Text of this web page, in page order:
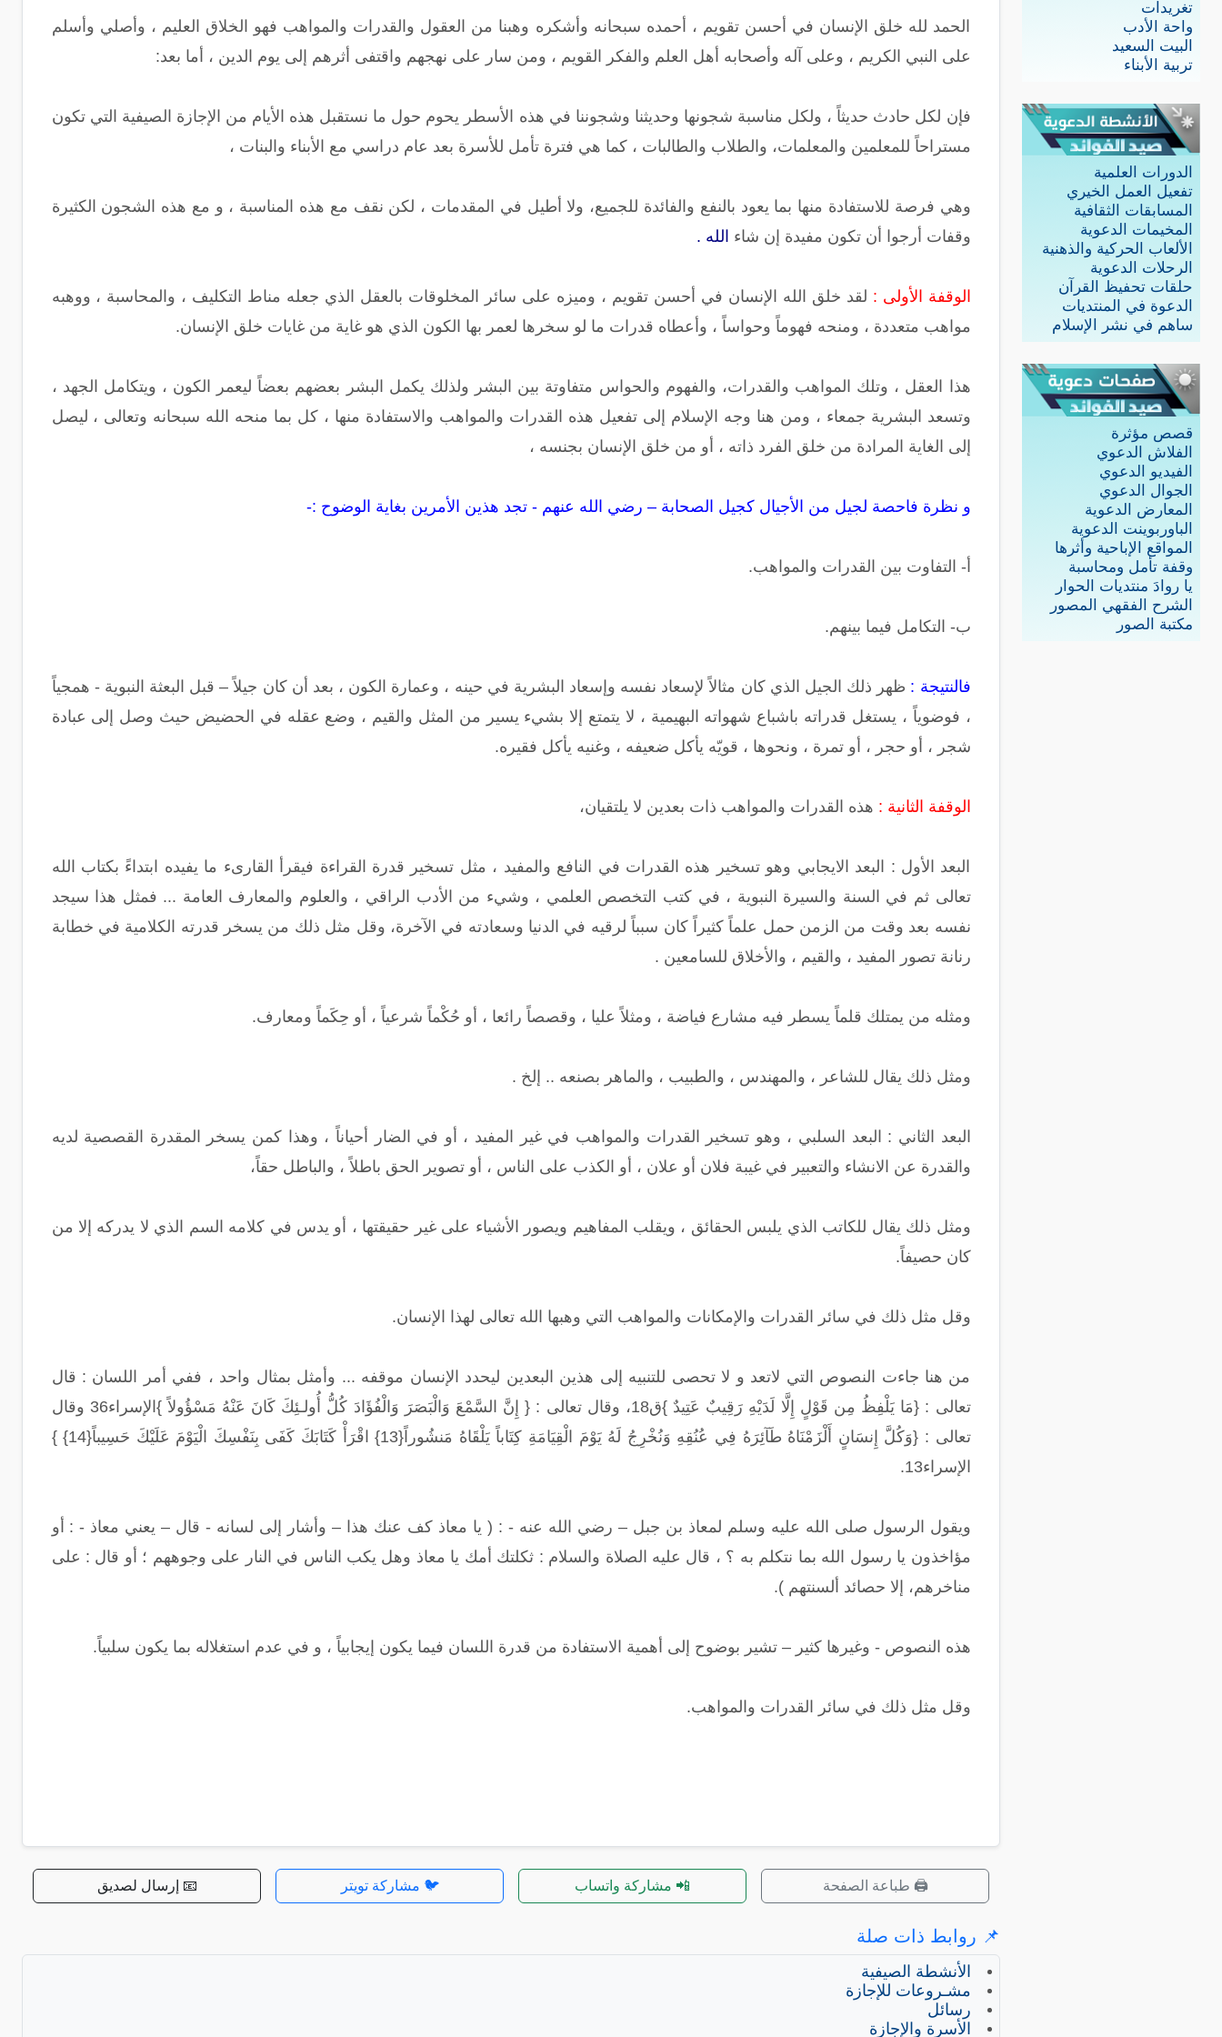
تغريدات
واحة الأدب
البيت السعيد
تربية الأبناء
الدورات العلمية
تفعيل العمل الخيري
المسابقات الثقافية
المخيمات الدعوية
الألعاب الحركية والذهنية
الرحلات الدعوية
حلقات تحفيظ القرآن
الدعوة في المنتديات
ساهم في نشر الإسلام
قصص مؤثرة
الفلاش الدعوي
الفيديو الدعوي
الجوال الدعوي
المعارض الدعوية
الباوربوينت الدعوية
المواقع الإباحية وأثرها
وقفة تأمل ومحاسبة
يا روادَ منتديات الحوار
الشرح الفقهي المصور
مكتبة الصور
الحمد لله خلق الإنسان في أحسن تقويم ، أحمده سبحانه وأشكره وهبنا من العقول والقدرات والمواهب فهو الخلاق العليم ، وأصلي وأسلم
على النبي الكريم ، وعلى آله وأصحابه أهل العلم والفكر القويم ، ومن سار على نهجهم واقتفى أثرهم إلى يوم الدين ، أما بعد:
فإن لكل حادث حديثاً ، ولكل مناسبة شجونها وحديثنا وشجوننا في هذه الأسطر يحوم حول ما نستقبل هذه الأيام من الإجازة الصيفية التي تكون
مستراحاً للمعلمين والمعلمات، والطلاب والطالبات ، كما هي فترة تأمل للأسرة بعد عام دراسي مع الأبناء والبنات ،
وهي فرصة للاستفادة منها بما يعود بالنفع والفائدة للجميع، ولا أطيل في المقدمات ، لكن نقف مع هذه المناسبة ، و مع هذه الشجون الكثيرة
وقفات أرجوا أن تكون مفيدة إن شاء الله .
الوقفة الأولى : لقد خلق الله الإنسان في أحسن تقويم ، وميزه على سائر المخلوقات بالعقل الذي جعله مناط التكليف ، والمحاسبة ، ووهبه
مواهب متعددة ، ومنحه فهوماً وحواساً ، وأعطاه قدرات ما لو سخرها لعمر بها الكون الذي هو غاية من غايات خلق الإنسان.
هذا العقل ، وتلك المواهب والقدرات، والفهوم والحواس متفاوتة بين البشر ولذلك يكمل البشر بعضهم بعضاً ليعمر الكون ، ويتكامل الجهد ،
وتسعد البشرية جمعاء ، ومن هنا وجه الإسلام إلى تفعيل هذه القدرات والمواهب والاستفادة منها ، كل بما منحه الله سبحانه وتعالى ، ليصل
إلى الغاية المرادة من خلق الفرد ذاته ، أو من خلق الإنسان بجنسه ،
و نظرة فاحصة لجيل من الأجيال كجيل الصحابة – رضي الله عنهم - تجد هذين الأمرين بغاية الوضوح :-
أ‌- التفاوت بين القدرات والمواهب.
ب‌- التكامل فيما بينهم.
فالنتيجة : ظهر ذلك الجيل الذي كان مثالاً لإسعاد نفسه وإسعاد البشرية في حينه ، وعمارة الكون ، بعد أن كان جيلاً – قبل البعثة النبوية - همجياً
، فوضوياً ، يستغل قدراته باشباع شهواته البهيمية ، لا يتمتع إلا بشيء يسير من المثل والقيم ، وضع عقله في الحضيض حيث وصل إلى عبادة
شجر ، أو حجر ، أو تمرة ، ونحوها ، قويّه يأكل ضعيفه ، وغنيه يأكل فقيره.
الوقفة الثانية : هذه القدرات والمواهب ذات بعدين لا يلتقيان،
البعد الأول : البعد الايجابي وهو تسخير هذه القدرات في النافع والمفيد ، مثل تسخير قدرة القراءة فيقرأ القارىء ما يفيده ابتداءً بكتاب الله
تعالى ثم في السنة والسيرة النبوية ، في كتب التخصص العلمي ، وشيء من الأدب الراقي ، والعلوم والمعارف العامة ... فمثل هذا سيجد
نفسه بعد وقت من الزمن حمل علماً كثيراً كان سبباً لرقيه في الدنيا وسعادته في الآخرة، وقل مثل ذلك من يسخر قدرته الكلامية في خطابة
رنانة تصور المفيد ، والقيم ، والأخلاق للسامعين .
ومثله من يمتلك قلماً يسطر فيه مشارع فياضة ، ومثلاً عليا ، وقصصاً رائعا ، أو حُكْماً شرعياً ، أو حِكَماً ومعارف.
ومثل ذلك يقال للشاعر ، والمهندس ، والطبيب ، والماهر بصنعه .. إلخ .
البعد الثاني : البعد السلبي ، وهو تسخير القدرات والمواهب في غير المفيد ، أو في الضار أحياناً ، وهذا كمن يسخر المقدرة القصصية لديه
والقدرة عن الانشاء والتعبير في غيبة فلان أو علان ، أو الكذب على الناس ، أو تصوير الحق باطلاً ، والباطل حقاً،
ومثل ذلك يقال للكاتب الذي يلبس الحقائق ، ويقلب المفاهيم ويصور الأشياء على غير حقيقتها ، أو يدس في كلامه السم الذي لا يدركه إلا من
كان حصيفاً.
وقل مثل ذلك في سائر القدرات والإمكانات والمواهب التي وهبها الله تعالى لهذا الإنسان.
من هنا جاءت النصوص التي لاتعد و لا تحصى للتنبيه إلى هذين البعدين ليحدد الإنسان موقفه ... وأمثل بمثال واحد ، ففي أمر اللسان : قال
تعالى : {مَا يَلْفِظُ مِن قَوْلٍ إِلَّا لَدَيْهِ رَقِيبٌ عَتِيدٌ }ق18، وقال تعالى : { إِنَّ السَّمْعَ وَالْبَصَرَ وَالْفُؤَادَ كُلُّ أُولـئِكَ كَانَ عَنْهُ مَسْؤُولاً }الإسراء36 وقال
تعالى : {وَكُلَّ إِنسَانٍ أَلْزَمْنَاهُ طَآئِرَهُ فِي عُنُقِهِ وَنُخْرِجُ لَهُ يَوْمَ الْقِيَامَةِ كِتَاباً يَلْقَاهُ مَنشُوراً{13} اقْرَأْ كَتَابَكَ كَفَى بِنَفْسِكَ الْيَوْمَ عَلَيْكَ حَسِيباً{14} }
الإسراء13.
ويقول الرسول صلى الله عليه وسلم لمعاذ بن جبل – رضي الله عنه - : ( يا معاذ كف عنك هذا – وأشار إلى لسانه - قال – يعني معاذ - : أو
مؤاخذون يا رسول الله بما نتكلم به ؟ ، قال عليه الصلاة والسلام : ثكلتك أمك يا معاذ وهل يكب الناس في النار على وجوههم ؛ أو قال : على
مناخرهم، إلا حصائد ألسنتهم ).
هذه النصوص - وغيرها كثير – تشير بوضوح إلى أهمية الاستفادة من قدرة اللسان فيما يكون إيجابياً ، و في عدم استغلاله بما يكون سلبياً.
وقل مثل ذلك في سائر القدرات والمواهب.
🖨️ طباعة الصفحة 📲 مشاركة واتساب 🐦 مشاركة تويتر 📧 إرسال لصديق
📌 روابط ذات صلة
الأنشطة الصيفية
مشـروعات للإجازة
رسائل
الأسرة والإجازة